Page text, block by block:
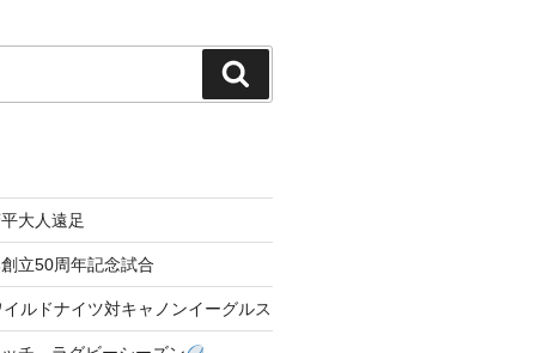
索
大人遠足
立50周年記念試合
ルドナイツ対キャノンイーグルス